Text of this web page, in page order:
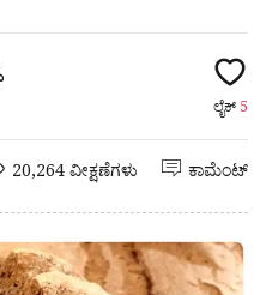
ಲೈಕ್ 5
ಕಾಮೆಂಟ್
20,264 ವೀಕ್ಷಣೆಗಳು